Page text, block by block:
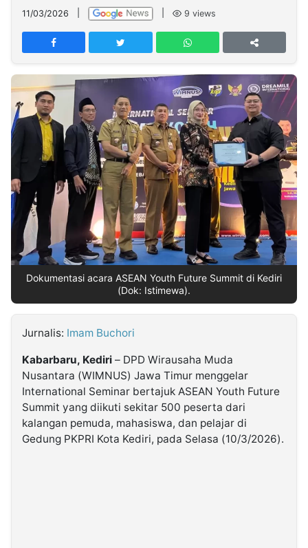
Network
PT
TREETAN
INDONESIA
Partner
Insight
Suara
Lens
Daily
Jalan
Idealita
Kita
Dinamikapost.com
Radar
Seedbacklink
Follow
Kabarbaru
Kabarbaru.co
2026
11/03/2026 9 views
Dokumentasi acara ASEAN Youth Future Summit di Kediri
(Dok: Istimewa).
Jurnalis: Imam Buchori
Kabarbaru, Kediri – DPD Wirausaha Muda
Nusantara (WIMNUS) Jawa Timur menggelar
International Seminar bertajuk ASEAN Youth Future
Summit yang diikuti sekitar 500 peserta dari
kalangan pemuda, mahasiswa, dan pelajar di
Gedung PKPRI Kota Kediri, pada Selasa (10/3/2026).